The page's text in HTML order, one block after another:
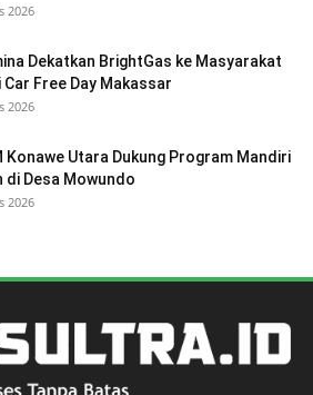
2026
Dekatkan BrightGas ke Masyarakat
Car Free Day Makassar
2026
Konawe Utara Dukung Program Mandiri
di Desa Mowundo
2026